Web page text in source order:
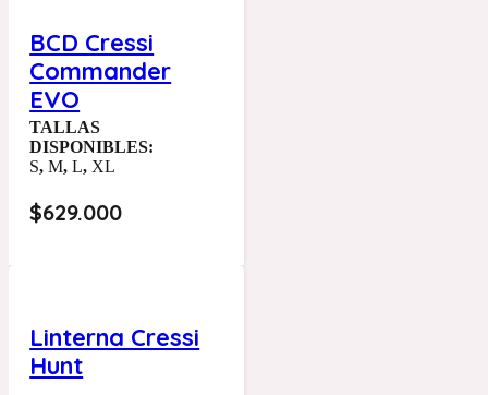
BCD Cressi
Commander
EVO
TALLAS
DISPONIBLES:
S,M,L, XL
$629.000
Linterna Cressi
Hunt